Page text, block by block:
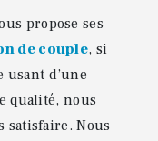
propose ses
de couple, si
usant d’une
qualité, nous
satisfaire. Nous